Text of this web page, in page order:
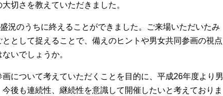
切さを教えていただきました。
況のうちに終えることができました。ご来場いただいたみ
として捉えることで、備えのヒントや男女共同参画の視点
いでしょうか。
について考えていただくことを目的に、平成26年度より男
後も連続性、継続性を意識して開催したいと考えておりま